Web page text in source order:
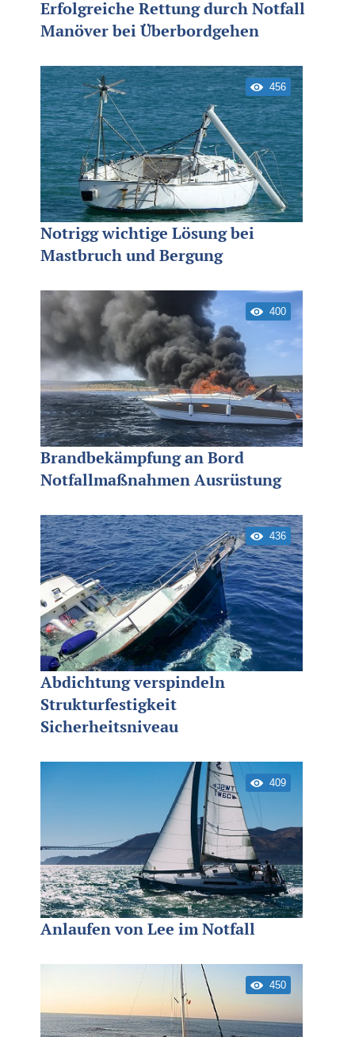
Erfolgreiche Rettung durch Notfall
Manöver bei Überbordgehen
456
Notrigg wichtige Lösung bei
Mastbruch und Bergung
400
Brandbekämpfung an Bord
Notfallmaßnahmen Ausrüstung
436
Abdichtung verspindeln
Strukturfestigkeit
Sicherheitsniveau
409
Anlaufen von Lee im Notfall
450